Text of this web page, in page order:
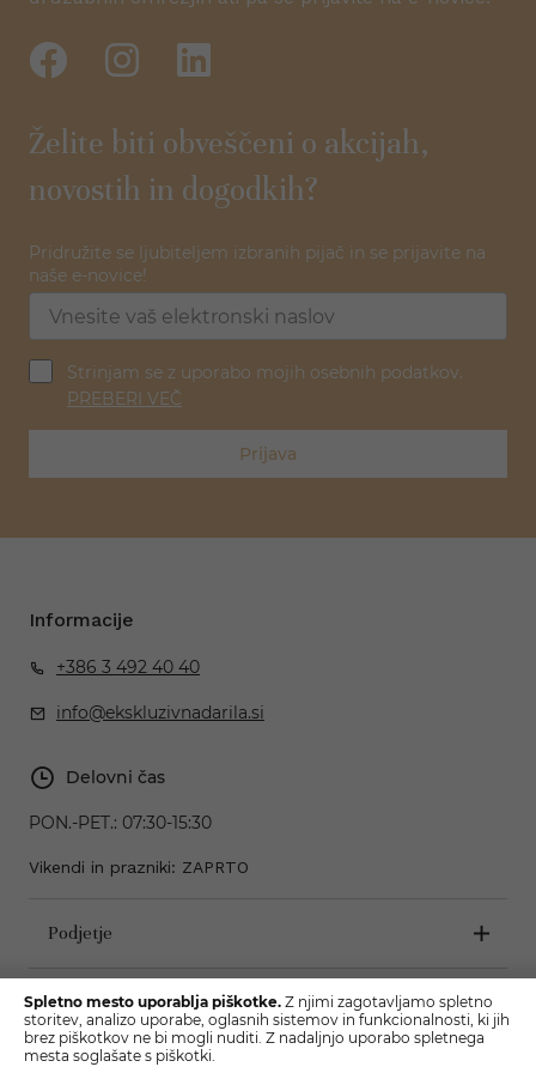
Želite biti obveščeni o akcijah,
novostih in dogodkih?
Pridružite se ljubiteljem izbranih pijač in se prijavite na
naše e-novice!
Strinjam se z uporabo mojih osebnih podatkov.
PREBERI VEČ
Prijava
Informacije
+386 3 492 40 40
info@ekskluzivnadarila.si
Delovni čas
PON.-PET.: 07:30-15:30
Vikendi in prazniki: ZAPRTO
Podjetje
Pogoji poslovanja
Spletno mesto uporablja piškotke. Z njimi zagotavljamo spletno
storitev, analizo uporabe, oglasnih sistemov in funkcionalnosti, ki jih
brez piškotkov ne bi mogli nuditi. Z nadaljnjo uporabo spletnega
mesta soglašate s piškotki.